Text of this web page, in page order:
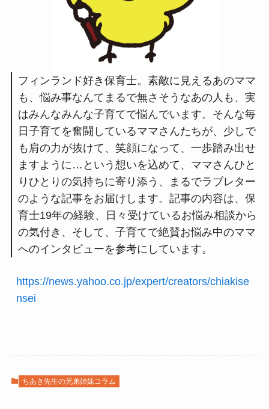
フィンランド好き保育士。素敵に見えるあのママ
も、悩み事なんてまるで無さそうなあの人も、実
はみんなみんな子育てで悩んでいます。そんな毎
日子育てを奮闘しているママさんたちが、少しで
も肩の力が抜けて、笑顔になって、一歩踏み出せ
ますように…という想いを込めて、ママさんひと
りひとりの気持ちに寄り添う、まるでラブレター
のような記事をお届けします。記事の内容は、保
育士19年の経験、日々受けているお悩み相談から
の気付き、そして、子育てで絶賛お悩み中のママ
へのインタビューを参考にしています。
https://news.yahoo.co.jp/expert/creators/chiakise
nsei
ちあき先生の兄弟姉妹コラム